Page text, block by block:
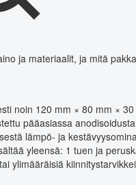
ja materiaalit, ja mitä
noin 120 mm × 80 mm ×
pääasiassa
lämpö- ja
yleensä: 1 tuen ja
ylimääräisiä